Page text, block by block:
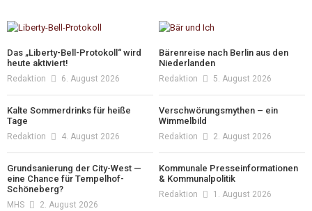
Das „Liberty-Bell-Protokoll“ wird
heute aktiviert!
Redaktion 6. August 2026
Bärenreise nach Berlin aus den
Niederlanden
Redaktion 5. August 2026
Kalte Sommerdrinks für heiße
Tage
Redaktion 4. August 2026
Verschwörungsmythen – ein
Wimmelbild
Redaktion 2. August 2026
Grundsanierung der City-West —
eine Chance für Tempelhof-
Schöneberg?
MHS 2. August 2026
Kommunale Presseinformationen
& Kommunalpolitik
Redaktion 1. August 2026